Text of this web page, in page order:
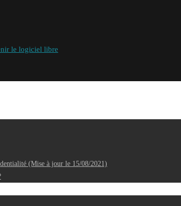
(Mise à jour le 15/08/2021)